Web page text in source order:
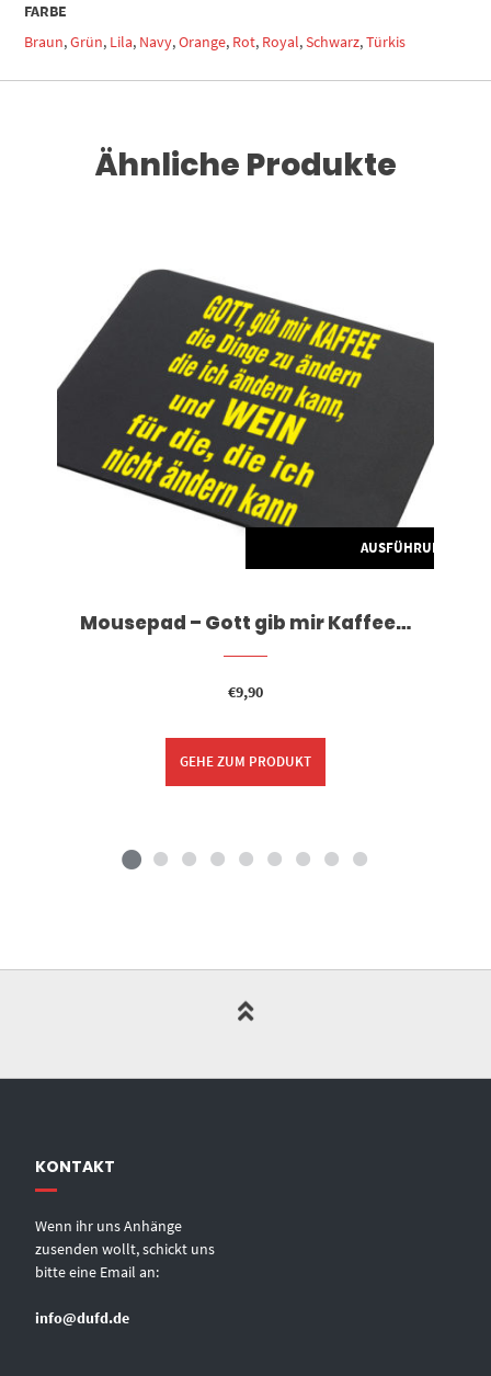
FARBE
Braun,Grün, Lila, Navy,Orange, Rot, Royal,Schwarz,Türkis
Ähnliche Produkte
AUSFÜHRUNG
Mousepad – Gott gib mir Kaffee…
€9,90
GEHE ZUM PRODUKT
KONTAKT
Wenn ihr uns Anhänge
zusenden wollt, schickt uns
bitte eine Email an:
info@dufd.de